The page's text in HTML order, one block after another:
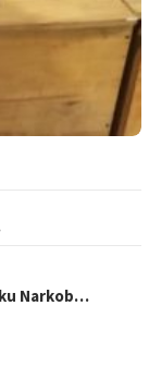
Narkob…